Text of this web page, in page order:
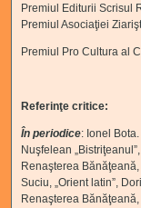
Premiul Editurii Scrisul
Premiul Asociaţiei
Premiul Pro Cultura al
Referinţe critice:
În periodice: Ionel
Nuşfelean
Renaşterea
Suciu, „Orient latin”,
Renaşterea